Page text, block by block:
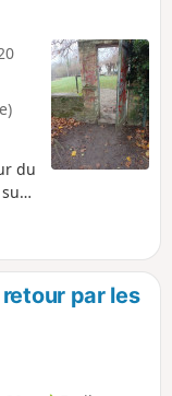
du
sur
et
par les